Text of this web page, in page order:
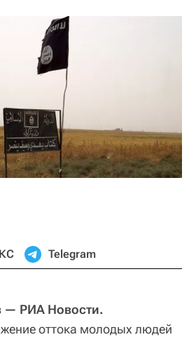
Telegram
— РИА Новости.
оттока молодых людей